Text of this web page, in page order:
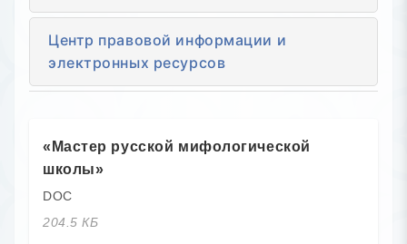
Центр правовой информации и
электронных ресурсов
«Мастер русской мифологической
школы»
DOC
204.5 КБ